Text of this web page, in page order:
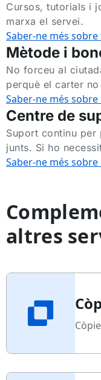
Cursos, tutorials i
marxa el servei.
Saber-ne més
Mètode i
No forceu al
perquè el carter
Saber-ne més
Centre de
Suport continu per
junts. Si ho
Saber-ne més
altres